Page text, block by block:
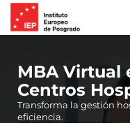
MBA Virtual
Centros
Transforma la gestión
eficiencia.